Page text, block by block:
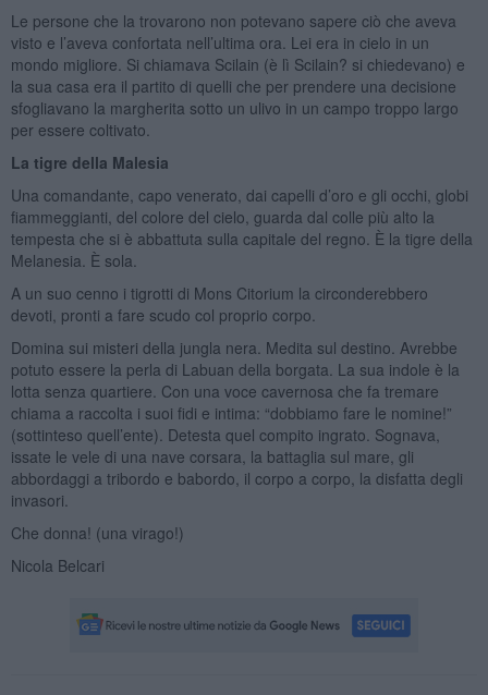
Le persone che la trovarono non potevano sapere ciò che aveva
visto e l’aveva confortata nell’ultima ora. Lei era in cielo in un
mondo migliore. Si chiamava Scilain (è lì Scilain? si chiedevano) e
la sua casa era il partito di quelli che per prendere una decisione
sfogliavano la margherita sotto un ulivo in un campo troppo largo
per essere coltivato.
La tigre della Malesia
Una comandante, capo venerato, dai capelli d’oro e gli occhi, globi
fiammeggianti, del colore del cielo, guarda dal colle più alto la
tempesta che si è abbattuta sulla capitale del regno. È la tigre della
Melanesia. È sola.
A un suo cenno i tigrotti di Mons Citorium la circonderebbero
devoti, pronti a fare scudo col proprio corpo.
Domina sui misteri della jungla nera. Medita sul destino. Avrebbe
potuto essere la perla di Labuan della borgata. La sua indole è la
lotta senza quartiere. Con una voce cavernosa che fa tremare
chiama a raccolta i suoi fidi e intima: “dobbiamo fare le nomine!”
(sottinteso quell’ente). Detesta quel compito ingrato. Sognava,
issate le vele di una nave corsara, la battaglia sul mare, gli
abbordaggi a tribordo e babordo, il corpo a corpo, la disfatta degli
invasori.
Che donna! (una virago!)
Nicola Belcari